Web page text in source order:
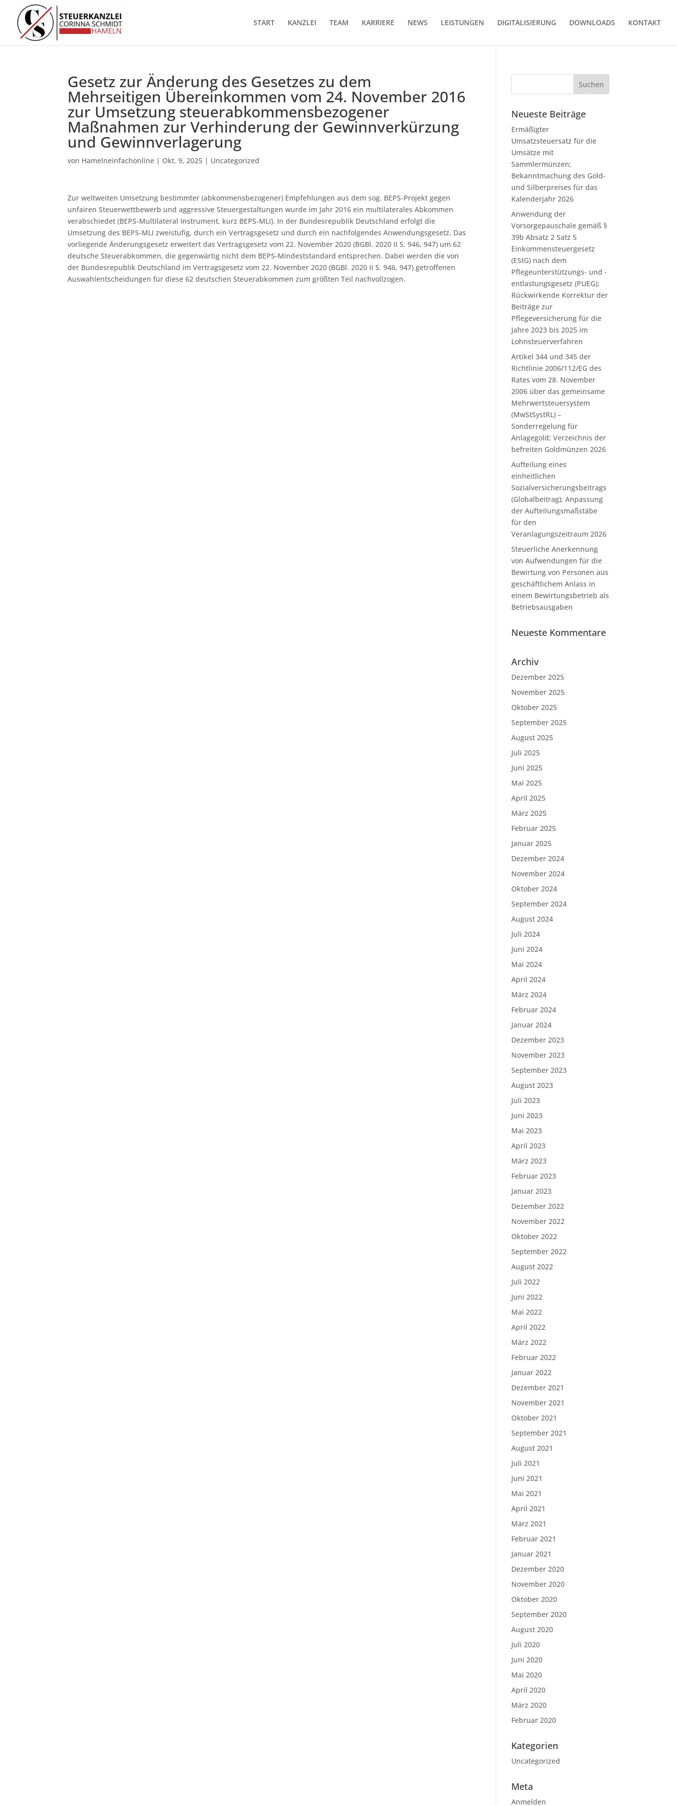
START KANZLEI TEAM KARRIERE NEWS LEISTUNGEN DIGITALISIERUNG DOWNLOADS KONTAKT
Gesetz zur Änderung des Gesetzes zu dem
Mehrseitigen Übereinkommen vom 24. November 2016
zur Umsetzung steuerabkommensbezogener
Maßnahmen zur Verhinderung der Gewinnverkürzung
und Gewinnverlagerung
von Hamelneinfachonline | Okt. 9, 2025 | Uncategorized
Zur weltweiten Umsetzung bestimmter (abkommensbezogener) Empfehlungen aus dem sog. BEPS-Projekt gegen
unfairen Steuerwettbewerb und aggressive Steuergestaltungen wurde im Jahr 2016 ein multilaterales Abkommen
verabschiedet (BEPS-Multilateral Instrument, kurz BEPS-MLI). In der Bundesrepublik Deutschland erfolgt die
Umsetzung des BEPS-MLI zweistufig, durch ein Vertragsgesetz und durch ein nachfolgendes Anwendungsgesetz. Das
vorliegende Änderungsgesetz erweitert das Vertragsgesetz vom 22. November 2020 (BGBl. 2020 II S. 946, 947) um 62
deutsche Steuerabkommen, die gegenwärtig nicht dem BEPS-Mindeststandard entsprechen. Dabei werden die von
der Bundesrepublik Deutschland im Vertragsgesetz vom 22. November 2020 (BGBl. 2020 II S. 946, 947) getroffenen
Auswahlentscheidungen für diese 62 deutschen Steuerabkommen zum größten Teil nachvollzogen.
Neueste Beiträge
Ermäßigter
Umsatzsteuersatz für die
Umsätze mit
Sammlermünzen;
Bekanntmachung des Gold-
und Silberpreises für das
Kalenderjahr 2026
Anwendung der
Vorsorgepauschale gemäß §
39b Absatz 2 Satz 5
Einkommensteuergesetz
(EStG) nach dem
Pflegeunterstützungs- und -
entlastungsgesetz (PUEG);
Rückwirkende Korrektur der
Beiträge zur
Pflegeversicherung für die
Jahre 2023 bis 2025 im
Lohnsteuerverfahren
Artikel 344 und 345 der
Richtlinie 2006/112/EG des
Rates vom 28. November
2006 über das gemeinsame
Mehrwertsteuersystem
(MwStSystRL) –
Sonderregelung für
Anlagegold; Verzeichnis der
befreiten Goldmünzen 2026
Aufteilung eines
einheitlichen
Sozialversicherungsbeitrags
(Globalbeitrag); Anpassung
der Aufteilungsmaßstäbe
für den
Veranlagungszeitraum 2026
Steuerliche Anerkennung
von Aufwendungen für die
Bewirtung von Personen aus
geschäftlichem Anlass in
einem Bewirtungsbetrieb als
Betriebsausgaben
Neueste Kommentare
Archiv
Dezember 2025
November 2025
Oktober 2025
September 2025
August 2025
Juli 2025
Juni 2025
Mai 2025
April 2025
März 2025
Februar 2025
Januar 2025
Dezember 2024
November 2024
Oktober 2024
September 2024
August 2024
Juli 2024
Juni 2024
Mai 2024
April 2024
März 2024
Februar 2024
Januar 2024
Dezember 2023
November 2023
September 2023
August 2023
Juli 2023
Juni 2023
Mai 2023
April 2023
März 2023
Februar 2023
Januar 2023
Dezember 2022
November 2022
Oktober 2022
September 2022
August 2022
Juli 2022
Juni 2022
Mai 2022
April 2022
März 2022
Februar 2022
Januar 2022
Dezember 2021
November 2021
Oktober 2021
September 2021
August 2021
Juli 2021
Juni 2021
Mai 2021
April 2021
März 2021
Februar 2021
Januar 2021
Dezember 2020
November 2020
Oktober 2020
September 2020
August 2020
Juli 2020
Juni 2020
Mai 2020
April 2020
März 2020
Februar 2020
Kategorien
Uncategorized
Meta
Anmelden